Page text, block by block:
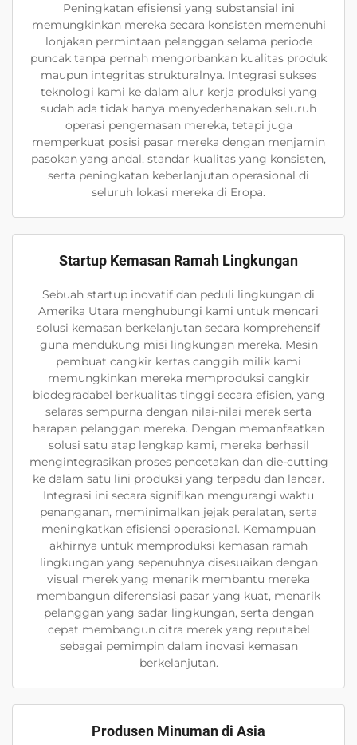
Peningkatan efisiensi yang substansial ini
memungkinkan mereka secara konsisten memenuhi
lonjakan permintaan pelanggan selama periode
puncak tanpa pernah mengorbankan kualitas produk
maupun integritas strukturalnya. Integrasi sukses
teknologi kami ke dalam alur kerja produksi yang
sudah ada tidak hanya menyederhanakan seluruh
operasi pengemasan mereka, tetapi juga
memperkuat posisi pasar mereka dengan menjamin
pasokan yang andal, standar kualitas yang konsisten,
serta peningkatan keberlanjutan operasional di
seluruh lokasi mereka di Eropa.
Startup Kemasan Ramah Lingkungan
Sebuah startup inovatif dan peduli lingkungan di
Amerika Utara menghubungi kami untuk mencari
solusi kemasan berkelanjutan secara komprehensif
guna mendukung misi lingkungan mereka. Mesin
pembuat cangkir kertas canggih milik kami
memungkinkan mereka memproduksi cangkir
biodegradabel berkualitas tinggi secara efisien, yang
selaras sempurna dengan nilai-nilai merek serta
harapan pelanggan mereka. Dengan memanfaatkan
solusi satu atap lengkap kami, mereka berhasil
mengintegrasikan proses pencetakan dan die-cutting
ke dalam satu lini produksi yang terpadu dan lancar.
Integrasi ini secara signifikan mengurangi waktu
penanganan, meminimalkan jejak peralatan, serta
meningkatkan efisiensi operasional. Kemampuan
akhirnya untuk memproduksi kemasan ramah
lingkungan yang sepenuhnya disesuaikan dengan
visual merek yang menarik membantu mereka
membangun diferensiasi pasar yang kuat, menarik
pelanggan yang sadar lingkungan, serta dengan
cepat membangun citra merek yang reputabel
sebagai pemimpin dalam inovasi kemasan
berkelanjutan.
Produsen Minuman di Asia